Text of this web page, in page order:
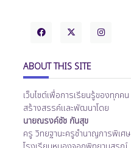
ABOUT THIS SITE
เว็บไซต์เพื่อการเรียนรู้ของทุกคน
สร้างสรรค์และพัฒนาโดย
นายณรงค์ชัช กันสุข
ครู วิทยฐานะครูชำนาญการพิเศษ